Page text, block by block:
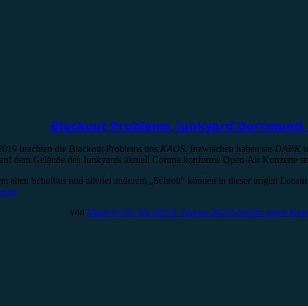
Blackout Problems, Junkyard Dortmund,
brachten die Blackout Problems uns KAOS. Inzwischen haben sie DARK
dem Gelände des Junkyards aktuell Corona konforme Open-Air Konzerte
alten Schulbus und allerlei anderem „Schrott“ können in dieser urigen
von Marie H.30. Juli 20219. August 2021 Schreibe einen